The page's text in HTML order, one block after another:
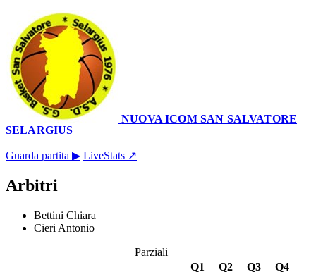
NUOVA ICOM SAN SALVATORE
SELARGIUS
Guarda partita ▶ LiveStats ↗
Arbitri
Bettini Chiara
Cieri Antonio
Parziali
Q1
Q2 Q3
Q4